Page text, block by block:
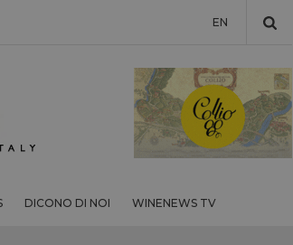
EN
DICONO DI NOI WINENEWS TV